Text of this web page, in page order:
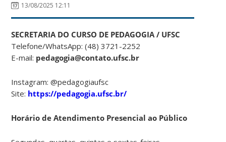
13/08/2025 12:11
SECRETARIA DO CURSO DE PEDAGOGIA / UFSC
Telefone/WhatsApp: (48) 3721-2252
E-mail: pedagogia@contato.ufsc.br
Instagram: @pedagogiaufsc
Site: https://pedagogia.ufsc.br/
Horário de Atendimento Presencial ao Público